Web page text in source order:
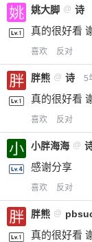
姚大脚 @ 诗
真的很好看
喜欢 反对
胖熊 @ 诗 5
真的很好看
喜欢 反对
小胖海海 @
感谢分享
喜欢 反对
胖熊 @
真的很好看